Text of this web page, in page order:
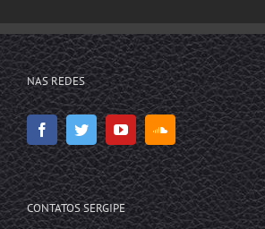
NAS REDES
CONTATOS SERGIPE